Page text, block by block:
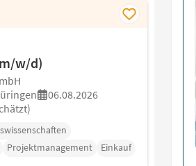
w/d)
06.08.2026
Projektmanagement
Einkauf